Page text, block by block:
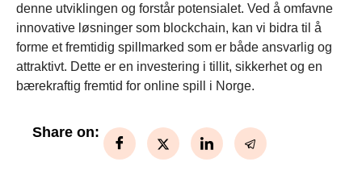
denne utviklingen og forstår potensialet. Ved å omfavne
innovative løsninger som blockchain, kan vi bidra til å
forme et fremtidig spillmarked som er både ansvarlig og
attraktivt. Dette er en investering i tillit, sikkerhet og en
bærekraftig fremtid for online spill i Norge.
Share on: